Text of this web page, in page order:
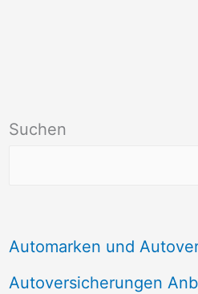
Suchen
Automarken und
Autoversicherungen